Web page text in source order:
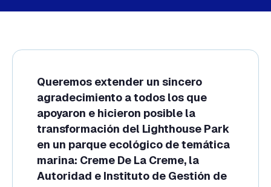
Queremos extender un sincero
agradecimiento a todos los que
apoyaron e hicieron posible la
transformación del Lighthouse Park
en un parque ecológico de temática
marina: Creme De La Creme, la
Autoridad e Instituto de Gestión de